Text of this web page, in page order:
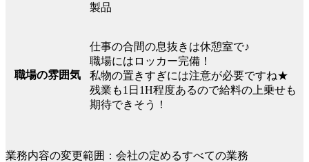
製品
職場の雰囲気
仕事の合間の息抜きは休憩室で♪
職場にはロッカー完備！
私物の置きすぎには注意が必要ですね★
残業も1日1H程度あるので給料の上乗せも
期待できそう！
業務内容の変更範囲：会社の定めるすべての業務